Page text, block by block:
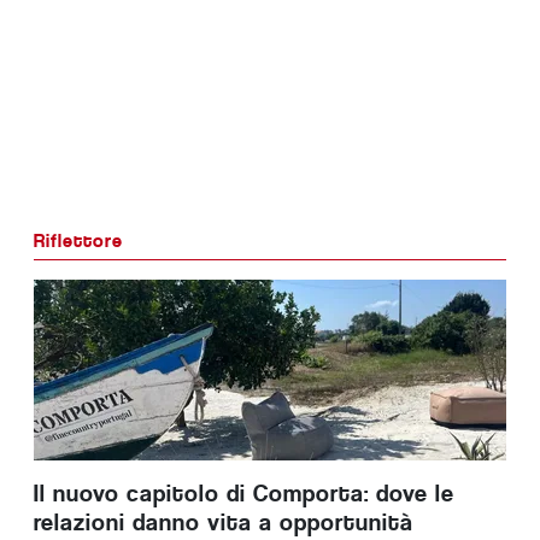
Riflettore
Il nuovo capitolo di Comporta: dove le
relazioni danno vita a opportunità